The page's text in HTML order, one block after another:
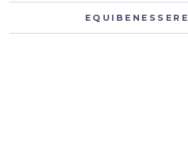
EQUIBENESSERE